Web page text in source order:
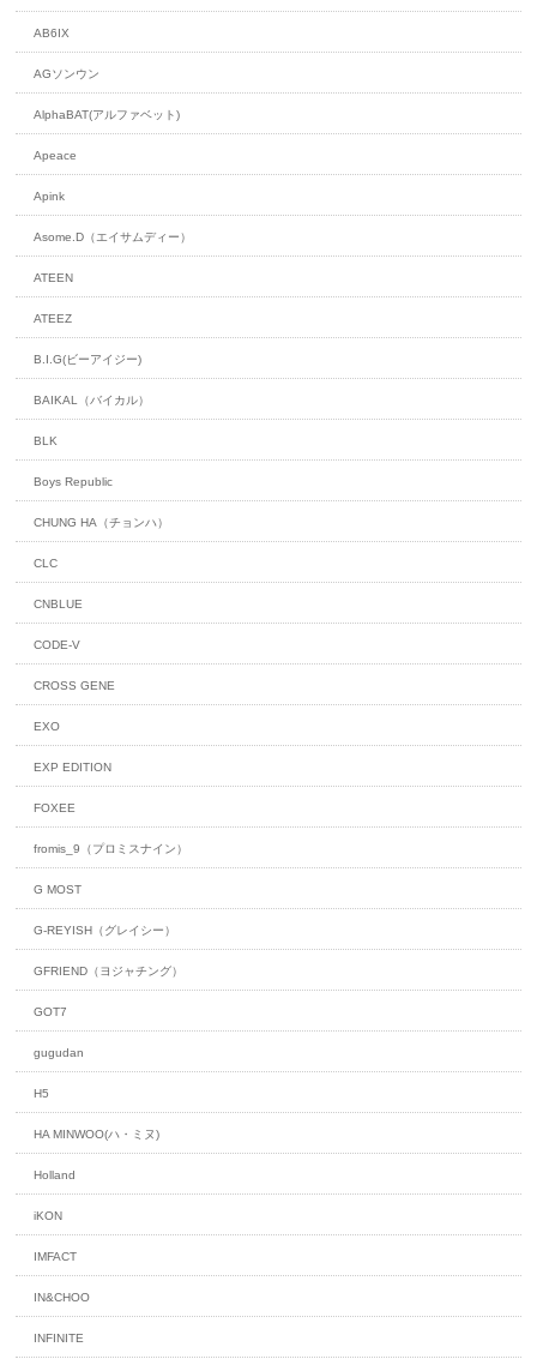
AB6IX
AGソンウン
AlphaBAT(アルファベット)
Apeace
Apink
Asome.D（エイサムディー）
ATEEN
ATEEZ
B.I.G(ビーアイジー)
BAIKAL（バイカル）
BLK
Boys Republic
CHUNG HA（チョンハ）
CLC
CNBLUE
CODE-V
CROSS GENE
EXO
EXP EDITION
FOXEE
fromis_9（プロミスナイン）
G MOST
G-REYISH（グレイシー）
GFRIEND（ヨジャチング）
GOT7
gugudan
H5
HA MINWOO(ハ・ミヌ)
Holland
iKON
IMFACT
IN&CHOO
INFINITE